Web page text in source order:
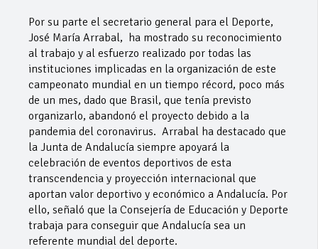
Por su parte el secretario general para el Deporte,
José María Arrabal, ha mostrado su reconocimiento
al trabajo y al esfuerzo realizado por todas las
instituciones implicadas en la organización de este
campeonato mundial en un tiempo récord, poco más
de un mes, dado que Brasil, que tenía previsto
organizarlo, abandonó el proyecto debido a la
pandemia del coronavirus. Arrabal ha destacado que
la Junta de Andalucía siempre apoyará la
celebración de eventos deportivos de esta
transcendencia y proyección internacional que
aportan valor deportivo y económico a Andalucía. Por
ello, señaló que la Consejería de Educación y Deporte
trabaja para conseguir que Andalucía sea un
referente mundial del deporte.